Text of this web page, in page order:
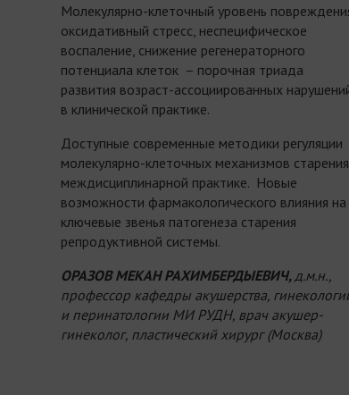
Молекулярно-клеточный уровень
оксидативный стресс, неспецифическое
воспаление, снижение регенераторного
потенциала клеток – порочная триада
развития возраст-ассоциированных
в клинической практике.
Доступные современные методики регуляции
молекулярно-клеточных механизмов
междисциплинарной практике. Новые
возможности фармакологического влияния на
ключевые звенья патогенеза старения
репродуктивной системы.
ОРАЗОВ МЕКАН РАХИМБЕРДЫЕВИЧ, д.м.н.,
профессор кафедры акушерства,
и перинатологии МИ РУДН, врач акушер-
гинеколог, пластический хирург (Москва)